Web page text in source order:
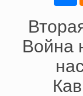
Война